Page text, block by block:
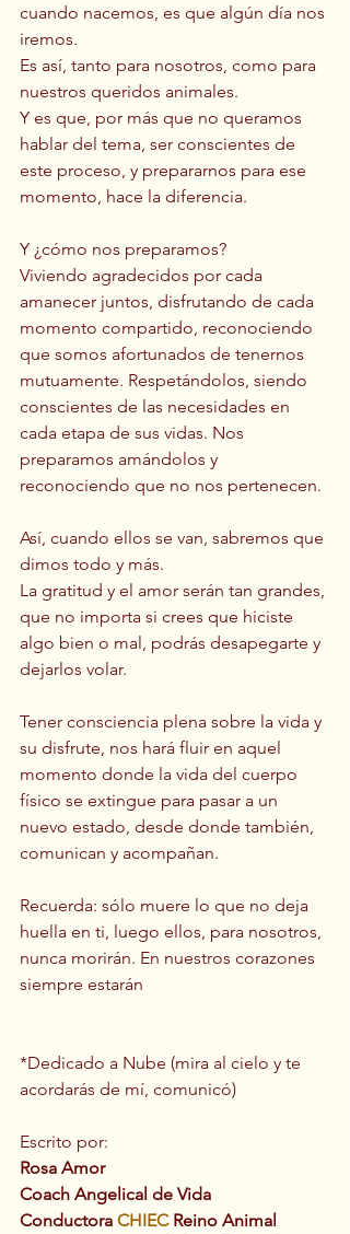
cuando nacemos, es que algún día nos
iremos.
Es así, tanto para nosotros, como para
nuestros queridos animales.
Y es que, por más que no queramos
hablar del tema, ser conscientes de
este proceso, y prepararnos para ese
momento, hace la diferencia.
Y ¿cómo nos preparamos?
Viviendo agradecidos por cada
amanecer juntos, disfrutando de cada
momento compartido, reconociendo
que somos afortunados de tenernos
mutuamente. Respetándolos, siendo
conscientes de las necesidades en
cada etapa de sus vidas. Nos
preparamos amándolos y
reconociendo que no nos pertenecen.
Así, cuando ellos se van, sabremos que
dimos todo y más.
La gratitud y el amor serán tan grandes,
que no importa si crees que hiciste
algo bien o mal, podrás desapegarte y
dejarlos volar.
Tener consciencia plena sobre la vida y
su disfrute, nos hará fluir en aquel
momento donde la vida del cuerpo
físico se extingue para pasar a un
nuevo estado, desde donde también,
comunican y acompañan.
Recuerda: sólo muere lo que no deja
huella en ti, luego ellos, para nosotros,
nunca morirán. En nuestros corazones
siempre estarán
*Dedicado a Nube (mira al cielo y te
acordarás de mí, comunicó)
Escrito por:
Rosa Amor
Coach Angelical de Vida
Conductora CHIEC Reino Animal